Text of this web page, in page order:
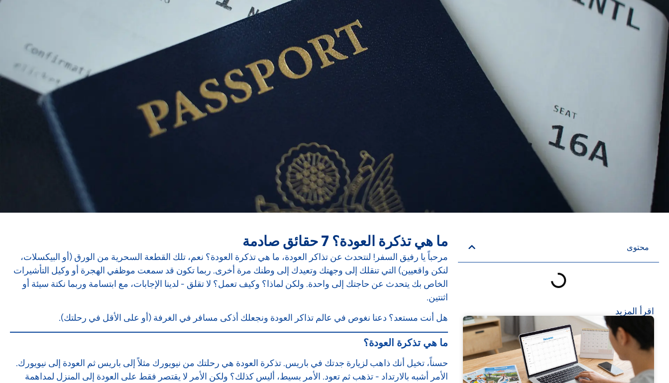
التعليمات كن تابعاً حجز الفندق حجز الطيران
محتوى
اقرأ المزيد
ما هي تذكرة العودة؟ 7 حقائق صادمة
مرحباً يا رفيق السفر! لنتحدث عن تذاكر العودة، ما هي تذكرة العودة؟ نعم، تلك القطعة السحرية من الورق (أو البيكسلات،
لنكن واقعيين) التي تنقلك إلى وجهتك وتعيدك إلى وطنك مرة أخرى. ربما تكون قد سمعت موظفي الهجرة أو وكيل التأشيرات
الخاص بك يتحدث عن حاجتك إلى واحدة. ولكن لماذا؟ وكيف تعمل؟ لا تقلق - لدينا الإجابات، مع ابتسامة وربما نكتة سيئة أو
اثنتين.
هل أنت مستعد؟ دعنا نغوص في عالم تذاكر العودة ونجعلك أذكى مسافر في الغرفة (أو على الأقل في رحلتك).
ما هي تذكرة العودة؟
حسناً، تخيل أنك ذاهب لزيارة جدتك في باريس. تذكرة العودة هي رحلتك من نيويورك مثلاً إلى باريس ثم العودة إلى نيويورك.
الأمر أشبه بالارتداد - تذهب ثم تعود. الأمر بسيط، أليس كذلك؟ ولكن الأمر لا يقتصر فقط على العودة إلى المنزل لمداهمة